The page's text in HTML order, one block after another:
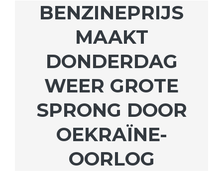
BENZINEPRIJS
MAAKT
DONDERDAG
WEER GROTE
SPRONG DOOR
OEKRAÏNE-
OORLOG